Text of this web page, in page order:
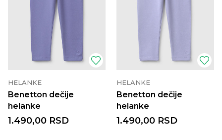
HELANKE
Benetton dečije
helanke
1.490,00 RSD
HELANKE
Benetton dečije
helanke
1.490,00 RSD